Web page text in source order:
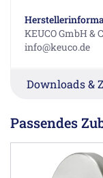
KEUCO GmbH &
info@keuco.de
Downloads &
Passendes